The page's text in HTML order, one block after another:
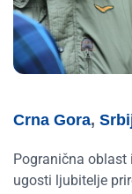
Crna Gora,
Pogranična oblast
ugosti ljubitelje